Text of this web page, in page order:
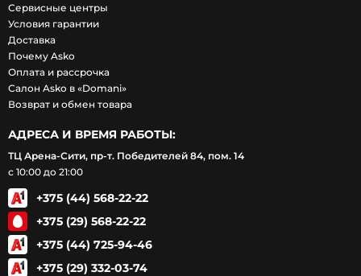
Сервисные центры
Условия гарантии
Доставка
Почему Asko
Оплата и рассрочка
Салон Asko в «Domani»
Возврат и обмен товара
АДРЕСА И ВРЕМЯ РАБОТЫ:
ТЦ Арена-Сити, пр-т. Победителей 84, пом. 14
с 10:00 до 21:00
+375 (44) 568-22-22
+375 (29) 568-22-22
+375 (44) 725-94-46
+375 (29) 332-03-74